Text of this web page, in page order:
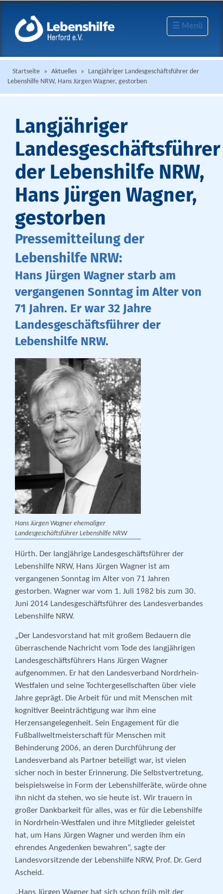
☰ Menü
Startseite » Aktuelles »
Langjähriger Landesgeschäftsführer der
Lebenshilfe NRW, Hans Jürgen Wagner, gestorben
Langjähriger
Landesgeschäftsführer
der Lebenshilfe NRW,
Hans Jürgen Wagner,
gestorben
Pressemitteilung der
Lebenshilfe NRW:
Hans Jürgen Wagner starb am
vergangenen Sonntag im Alter von
71 Jahren. Er war 32 Jahre
Landesgeschäftsführer der
Lebenshilfe NRW.
Hans Jürgen Wagner ehemaliger
Landesgeschäftsführer Lebenshilfe NRW
Hürth. Der langjährige Landesgeschäftsführer der
Lebenshilfe NRW, Hans Jürgen Wagner ist am
vergangenen Sonntag im Alter von 71 Jahren
gestorben. Wagner war vom 1. Juli 1982 bis zum 30.
Juni 2014 Landesgeschäftsführer des Landesverbandes
Lebenshilfe NRW.
„Der Landesvorstand hat mit großem Bedauern die
überraschende Nachricht vom Tode des langjährigen
Landesgeschäftsführers Hans Jürgen Wagner
aufgenommen. Er hat den Landesverband Nordrhein-
Westfalen und seine Tochtergesellschaften über viele
Jahre geprägt. Die Arbeit für und mit Menschen mit
kognitiver Beeinträchtigung war ihm eine
Herzensangelegenheit. Sein Engagement für die
Fußballweltmeisterschaft für Menschen mit
Behinderung 2006, an deren Durchführung der
Landesverband als Partner beteiligt war, ist vielen
sicher noch in bester Erinnerung. Die Selbstvertretung,
beispielsweise in Form der Lebenshilferäte, würde ohne
ihn nicht da stehen, wo sie heute ist. Wir trauern in
großer Dankbarkeit für alles, was er für die Lebenshilfe
in Nordrhein-Westfalen und ihre Mitglieder geleistet
hat, um Hans Jürgen Wagner und werden ihm ein
ehrendes Angedenken bewahren“, sagte der
Landesvorsitzende der Lebenshilfe NRW, Prof. Dr. Gerd
Ascheid.